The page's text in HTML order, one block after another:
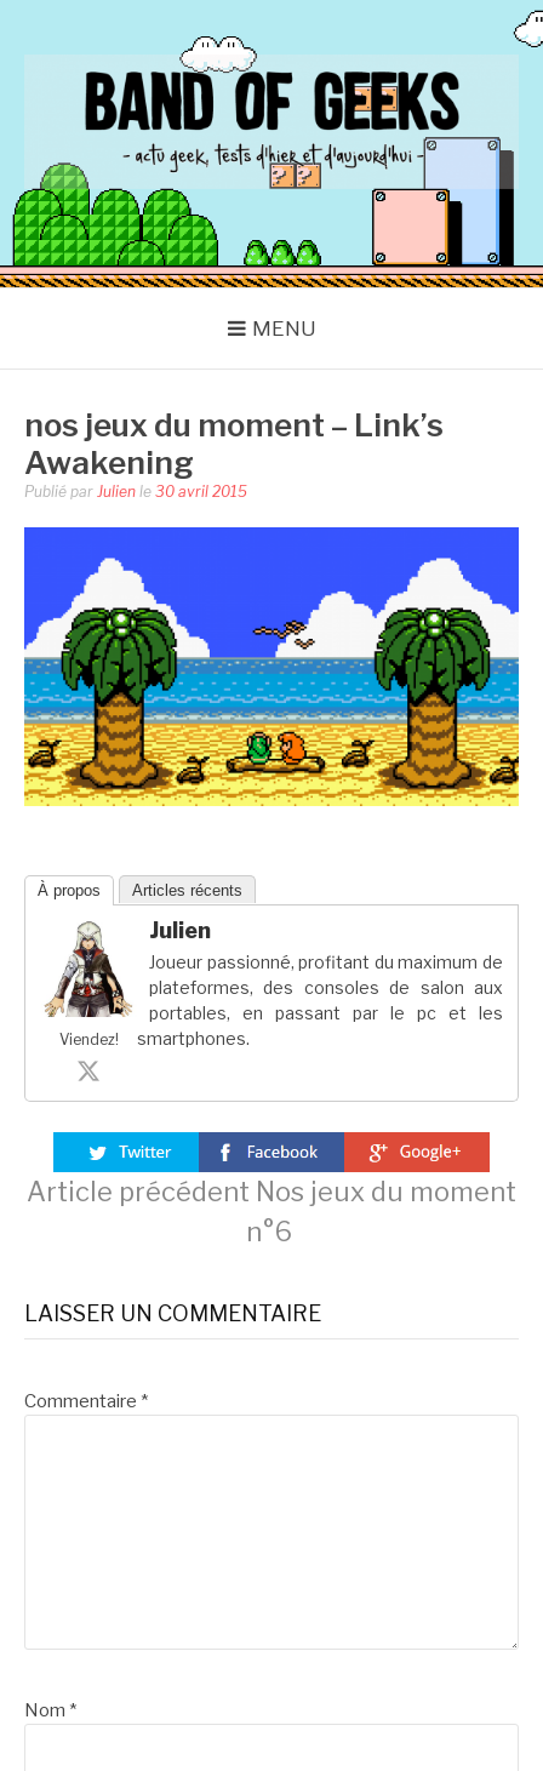
BAND OF GEEKS
Actu Geek d'hier et d'aujourd'hui
MENU
nos jeux du moment – Link’s
Awakening
Publié par Julien le 30 avril 2015
À propos Articles récents
Viendez!
Julien
Joueur passionné, profitant du maximum de
plateformes, des consoles de salon aux
portables, en passant par le pc et les
smartphones.
Lire
la
suite
Article précédent Nos jeux du moment
n°6
LAISSER UN COMMENTAIRE
Commentaire *
Nom *